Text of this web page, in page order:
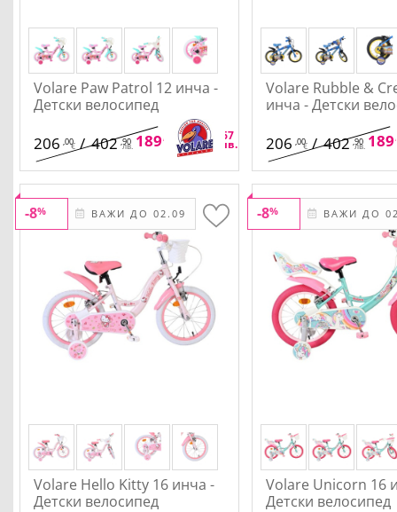
Volare Paw Patrol 12 инча -
Детски велосипед
206 ,00€ /402 ,90
лв. 189,52 /370 ,67
лв.
Volare Rubble &
инча - Детски
206 ,00€ /402 ,90
лв. 189
ВАЖИ ДО 02.09
-8%
Volare Hello Kitty 16 инча -
Детски велосипед
ВАЖИ ДО
-8%
Volare Unicorn 16
Детски велосипед